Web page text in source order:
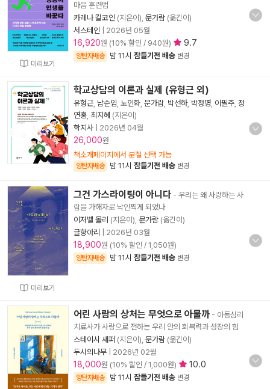
미리보기
마음 훈련법
카레나 킬코인 (지은이), 문가람 (옮긴이)
서스테인
2026년 05월
16,920원 (10% 할인 / 940원) 9.7
양탄자배송 밤 11시 잠들기전 배송 변경
학교상담의 이론과 실제 (유형근 외)
유형근 남순임 노인화 문가람 박선하, 박정명 이필주 정
연홍 최지혜 (지은이)
학지사
2026년 04월
26,000원
책소개페이지에서 분철 선택 가능
양탄자배송 밤 11시 잠들기전 배송 변경
미리보기
그건 가스라이팅이 아니다 - 우리는 왜 사랑하는 사
람을 가해자로 낙인찍게 되었나
이저벨 몰리 (지은이), 문가람 (옮긴이)
글항아리
2026년 03월
18,900원 (10% 할인 / 1,050원)
양탄자배송 밤 11시 잠들기전 배송 변경
어린 사람의 상처는 무엇으로 아물까 - 아동심리
치료사가 사랑으로 전하는 우리 안의 회복력과 성장의 힘
스테이시 섀퍼 (지은이), 문가람 (옮긴이)
두시의나무
2026년 02월
18,000원 (10% 할인 / 1,000원) 10.0
양탄자배송 밤 11시 잠들기전 배송 변경